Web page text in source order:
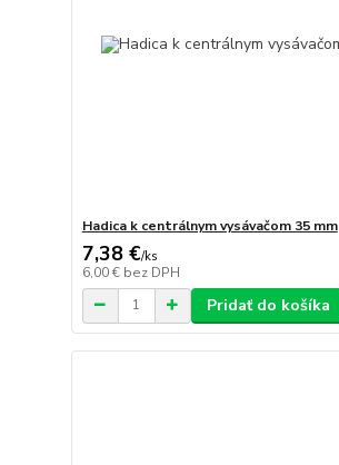
Hadica k centrálnym vysávačom 35 mm
7,38 €/ks
6,00 € bez DPH
Pridať do košíka